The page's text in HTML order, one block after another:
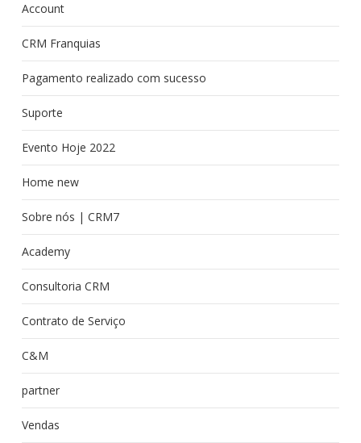
Account
CRM Franquias
Pagamento realizado com sucesso
Suporte
Evento Hoje 2022
Home new
Sobre nós | CRM7
Academy
Consultoria CRM
Contrato de Serviço
C&M
partner
Vendas